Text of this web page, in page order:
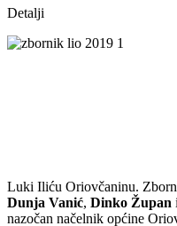
Detalji
Luki Iliću Oriovčaninu.
Dunja Vanić, Dinko Župan i
nazočan načelnik općine